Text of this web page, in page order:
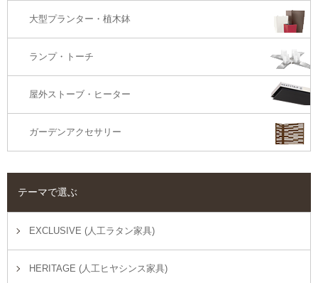
大型プランター・植木鉢
ランプ・トーチ
屋外ストーブ・ヒーター
ガーデンアクセサリー
テーマで選ぶ
EXCLUSIVE (人工ラタン家具)
HERITAGE (人工ヒヤシンス家具)